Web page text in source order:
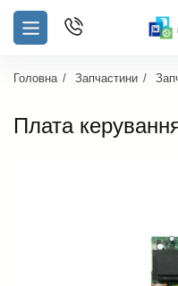
Головна Запчастини
Плата